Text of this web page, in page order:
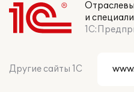
и
Другие сайты 1С